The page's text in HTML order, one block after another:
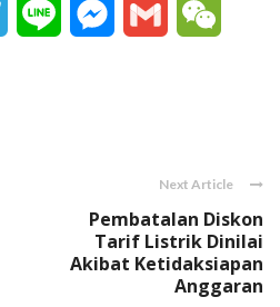
Telegram
Line Messenger
Gmail
Next Article
Pembatalan Diskon
Tarif Listrik Dinilai
Akibat Ketidaksiapan
Anggaran